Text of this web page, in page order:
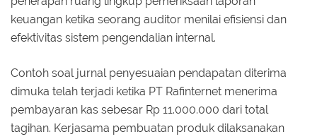
keuangan ketika seorang auditor menilai efisiensi dan
efektivitas sistem pengendalian internal.
Contoh soal jurnal penyesuaian pendapatan diterima
dimuka telah terjadi ketika PT Rafinternet menerima
pembayaran kas sebesar Rp 11.000.000 dari total
tagihan. Kerjasama pembuatan produk dilaksanakan